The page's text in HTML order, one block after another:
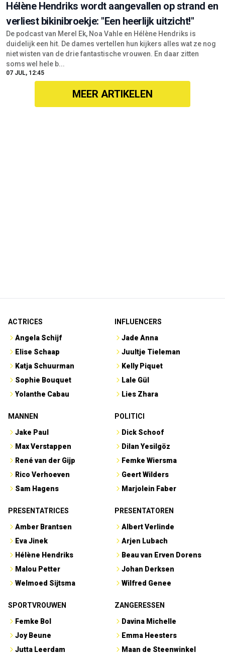
Hélène Hendriks wordt aangevallen op strand en
verliest bikinibroekje: "Een heerlijk uitzicht!"
De podcast van Merel Ek, Noa Vahle en Hélène Hendriks is
duidelijk een hit. De dames vertellen hun kijkers alles wat ze nog
niet wisten van de drie fantastische vrouwen. En daar zitten
soms wel hele b...
07 JUL, 12:45
MEER ARTIKELEN
ACTRICES
Angela Schijf
Elise Schaap
Katja Schuurman
Sophie Bouquet
Yolanthe Cabau
INFLUENCERS
Jade Anna
Juultje Tieleman
Kelly Piquet
Lale Gül
Lies Zhara
MANNEN
Jake Paul
Max Verstappen
René van der Gijp
Rico Verhoeven
Sam Hagens
POLITICI
Dick Schoof
Dilan Yesilgöz
Femke Wiersma
Geert Wilders
Marjolein Faber
PRESENTATRICES
Amber Brantsen
Eva Jinek
Hélène Hendriks
Malou Petter
Welmoed Sijtsma
PRESENTATOREN
Albert Verlinde
Arjen Lubach
Beau van Erven Dorens
Johan Derksen
Wilfred Genee
SPORTVROUWEN
Femke Bol
Joy Beune
Jutta Leerdam
ZANGERESSEN
Davina Michelle
Emma Heesters
Maan de Steenwinkel